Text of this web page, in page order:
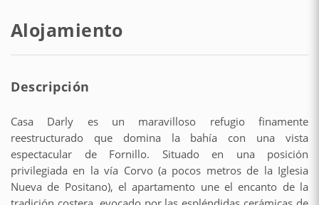
Alojamiento
Descripción
Casa Darly es un maravilloso refugio finamente
reestructurado que domina la bahía con una vista
espectacular de Fornillo. Situado en una posición
privilegiada en la vía Corvo (a pocos metros de la Iglesia
Nueva de Positano), el apartamento une el encanto de la